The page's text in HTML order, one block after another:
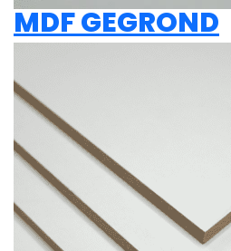
MDF GEGROND